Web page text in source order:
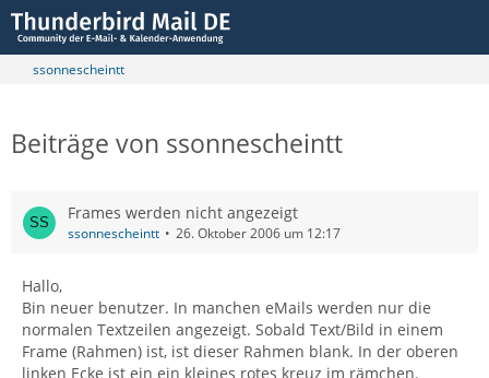
ssonnescheintt
Beiträge von ssonnescheintt
Frames werden nicht angezeigt
ssonnescheintt 26. Oktober 2006 um 12:17
Hallo,
Bin neuer benutzer. In manchen eMails werden nur die
normalen Textzeilen angezeigt. Sobald Text/Bild in einem
Frame (Rahmen) ist, ist dieser Rahmen blank. In der oberen
linken Ecke ist ein ein kleines rotes kreuz im rämchen.